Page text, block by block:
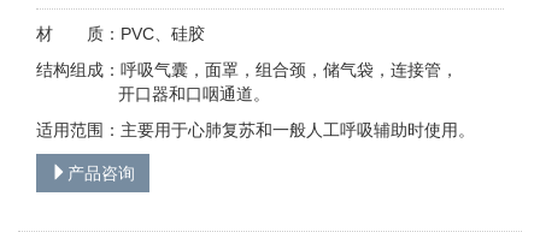
材 质：PVC、硅胶
结构组成：呼吸气囊，面罩，组合颈，储气袋，连接管，
开口器和口咽通道。
适用范围：主要用于心肺复苏和一般人工呼吸辅助时使用。
产品咨询